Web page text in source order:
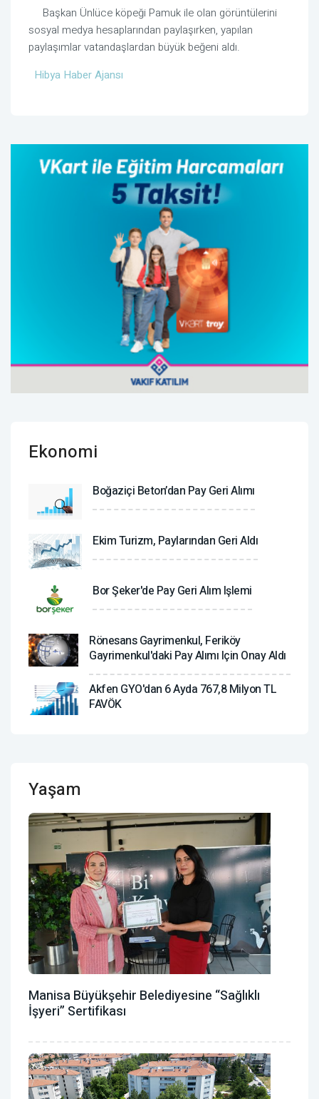
Başkan Ünlüce köpeği Pamuk ile olan görüntülerini
sosyal medya hesaplarından paylaşırken, yapılan
paylaşımlar vatandaşlardan büyük beğeni aldı.
Hibya Haber Ajansı
Ekonomi
Boğaziçi Beton’dan Pay Geri Alımı
Ekim Turizm, Paylarından Geri Aldı
Bor Şeker'de Pay Geri Alım Işlemi
Rönesans Gayrimenkul, Feriköy
Gayrimenkul'daki Pay Alımı Için Onay Aldı
Akfen GYO'dan 6 Ayda 767,8 Milyon TL
FAVÖK
Yaşam
Manisa Büyükşehir Belediyesine “Sağlıklı
İşyeri” Sertifikası